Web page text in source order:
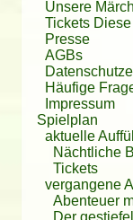
freuen uns
die Welt und
Wir wünschen
was Ihr tut ein
Kinderaugen
In diesem
gesamte Team
Oma Karin
Sophie
Ich wünsche
gelungene
von Herzen ein
Bestimmt
Vorfreude
sehen wir uns
schöne
Jahr.
Unsere
Tickets
Presse
AGBs
Häufige
Impressum
Spielplan
aktuelle
Nächtliche
Tickets
vergangene
Abenteuer